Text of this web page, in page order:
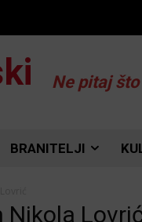
Ne pitaj
BRANITELJI
Nikola